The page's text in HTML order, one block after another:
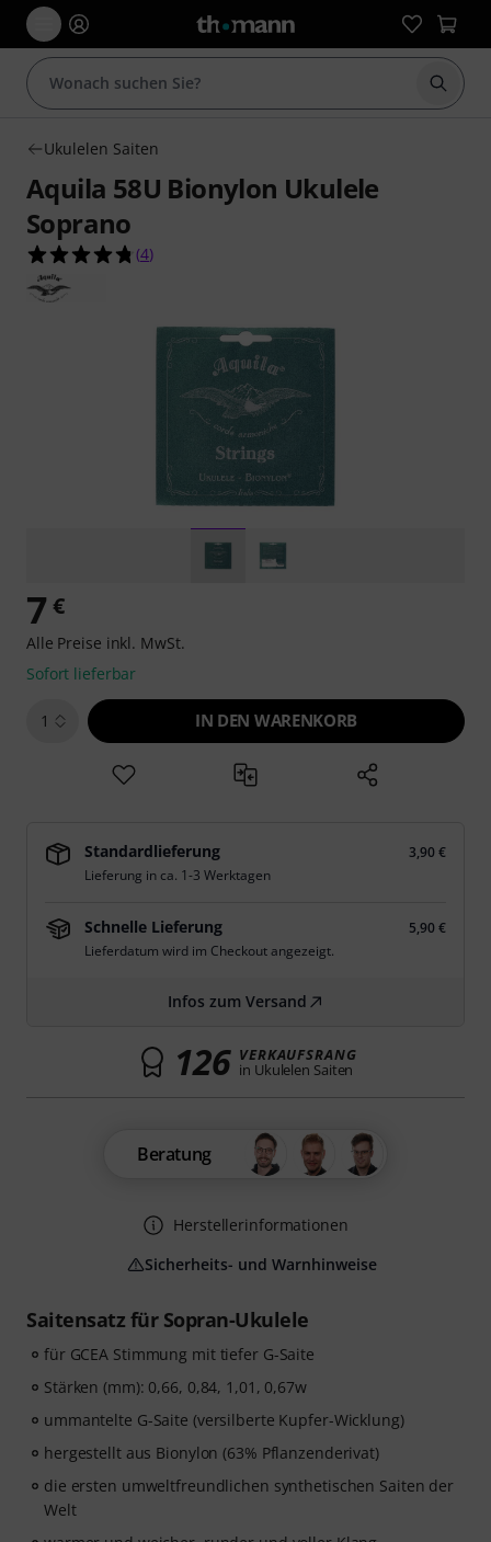
Suche
Ukulelen Saiten
Aquila 58U Bionylon Ukulele
Soprano
4.8 von 5 Sternen aus 4 Kundenbewertungen
(4)
Saitensatz für Sopran-Ukulele
für GCEA Stimmung mit tiefer G-Saite
Stärken (mm): 0,66, 0,84, 1,01, 0,67w
ummantelte G-Saite (versilberte Kupfer-Wicklung)
hergestellt aus Bionylon (63% Pflanzenderivat)
die ersten umweltfreundlichen synthetischen Saiten der
Welt
7 €
Alle Preise inkl. MwSt.
Sofort lieferbar
1 IN DEN WARENKORB
Standardlieferung
3,90 €
Lieferung in ca. 1-3 Werktagen
Schnelle Lieferung
5,90 €
Lieferdatum wird im Checkout angezeigt.
Infos zum Versand
126 VERKAUFSRANG
in Ukulelen Saiten
Beratung
Herstellerinformationen
Sicherheits- und Warnhinweise